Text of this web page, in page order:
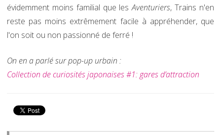
évidemment moins familial que lesAventuriers, Trains n'en
reste pas moins extrêmement facile à appréhender, que
l'on soit ou non passionné de ferré !
On en a parlé sur pop-up urbain :
Collection de curiosités japonaises #1: gares d’attraction